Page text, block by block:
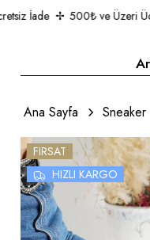
İade 500₺ ve Üzeri
Ana Sayfa Sneaker
FIRSAT
HIZLI KARGO